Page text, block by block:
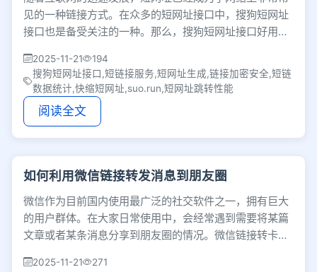
见的一种链接方式。在众多的短网址接口中，搜狗短网址
接口也是备受关注的一种。那么，搜狗短网址接口好用
2025-11-21
194
搜狗短网址接口,短链接服务,短网址生成,链接加密安全,短链
数据统计,快缩短网址,suo.run,短网址跳转性能
阅读全文
如何利用微信链接转发消息到朋友圈
微信作为目前国内使用最广泛的社交软件之一，拥有巨大
的用户群体。在大家日常使用中，会经常遇到需要将某篇
文章或者某条消息分享到朋友圈的情况。微信链接转卡片
2025-11-21
271